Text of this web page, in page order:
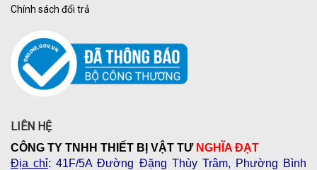
Chính sách đổi trả
LIÊN HỆ
CÔNG TY TNHH THIẾT BỊ VẬT TƯ NGHĨA ĐẠT
Địa chỉ: 41F/5A Đường Đặng Thùy Trâm, Phường Bình